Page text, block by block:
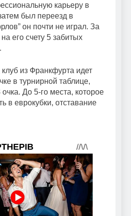
карьеру в
был переезд в
он почти не играл. За
его счету 5 забитых
из Франкфурта идет
в турнирной таблице,
До 5-го места, которое
в еврокубки, отставание